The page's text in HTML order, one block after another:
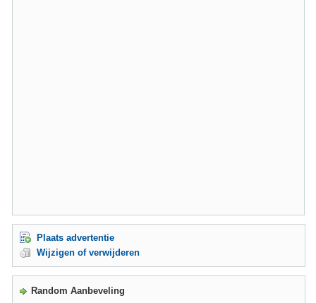
Plaats advertentie
Wijzigen of verwijderen
Random Aanbeveling